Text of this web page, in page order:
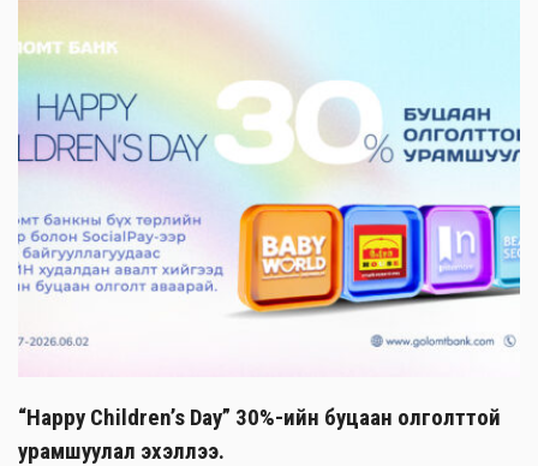
“Happy Children’s Day” 30%-ийн буцаан олголттой
урамшуулал эхэллээ.